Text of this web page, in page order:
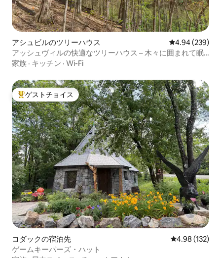
アシュビルのツリーハウス レビュー239
4.94 (239)
アッシュヴィルの快適なツリーハウス – 木々に囲まれて眠
ろう！
家族 · キッチン · Wi-Fi
大好評のゲストチョイスです。
ゲストチョイス
コダックの宿泊先 レビュー132
4.98 (132)
ゲームキーパーズ・ハット